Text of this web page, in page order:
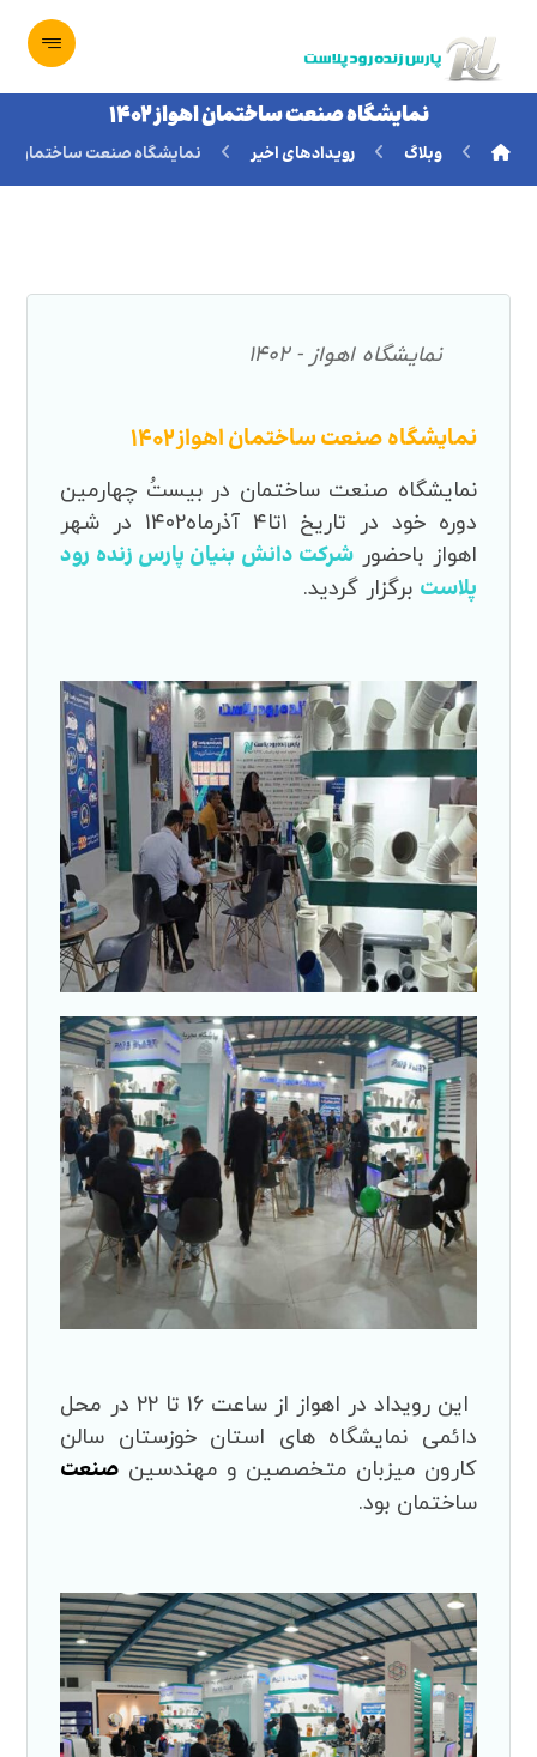
نمایشگاه صنعت ساختمان اهواز ۱۴۰۲
وبلاگ رویدادهای اخیر نمایشگاه صنعت ساختمان اهواز
نمایشگاه اهواز - ۱۴۰۲
نمایشگاه صنعت ساختمان اهواز ۱۴۰۲
نمایشگاه صنعت ساختمان در بیستُ چهارمین
دوره خود در تاریخ ۱تا۴ آذرماه۱۴۰۲ در شهر
اهواز باحضورشرکت دانش بنیان پارس زنده رود
پلاست برگزار گردید.
این رویداد در اهواز از ساعت ۱۶ تا ۲۲ در محل
دائمی نمایشگاه های استان خوزستان سالن
کارون میزبان متخصصین و مهندسین صنعت
ساختمان بود.